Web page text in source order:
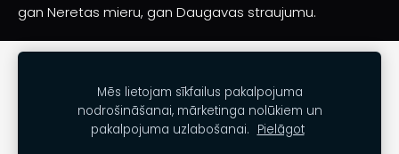
gan Neretas mieru, gan Daugavas straujumu.
Kontakti
Mēs lietojam sīkfailus pakalpojuma
nodrošināšanai, mārketinga nolūkiem un
pakalpojuma uzlabošanai. Pielāgot